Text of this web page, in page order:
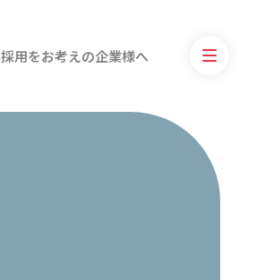
採用をお考えの企業様へ